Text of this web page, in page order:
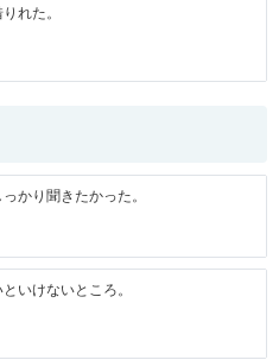
れた。
かり聞きたかった。
いけないところ。